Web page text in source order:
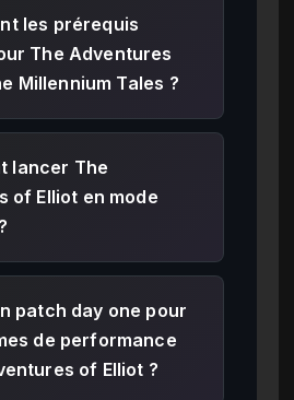
les prérequis
The Adventures
Millennium Tales ?
lancer The
of Elliot en mode
patch day one pour
de performance
of Elliot ?